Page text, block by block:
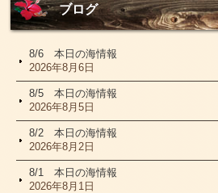
ブログ
8/6 本日の海情報
2026年8月6日
8/5 本日の海情報
2026年8月5日
8/2 本日の海情報
2026年8月2日
8/1 本日の海情報
2026年8月1日